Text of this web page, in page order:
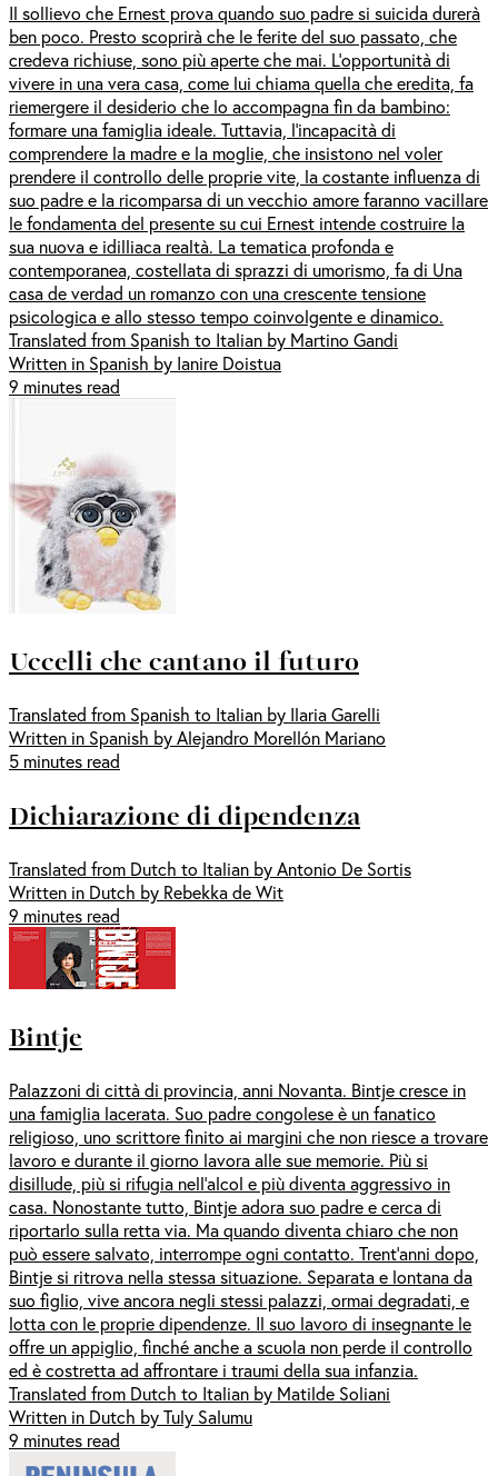
Il sollievo che Ernest prova quando suo padre si suicida durerà
ben poco. Presto scoprirà che le ferite del suo passato, che
credeva richiuse, sono più aperte che mai. L’opportunità di
vivere in una vera casa, come lui chiama quella che eredita, fa
riemergere il desiderio che lo accompagna fin da bambino:
formare una famiglia ideale. Tuttavia, l’incapacità di
comprendere la madre e la moglie, che insistono nel voler
prendere il controllo delle proprie vite, la costante influenza di
suo padre e la ricomparsa di un vecchio amore faranno vacillare
le fondamenta del presente su cui Ernest intende costruire la
sua nuova e idilliaca realtà. La tematica profonda e
contemporanea, costellata di sprazzi di umorismo, fa di Una
casa de verdad un romanzo con una crescente tensione
psicologica e allo stesso tempo coinvolgente e dinamico.
Translated from Spanish to Italian by Martino Gandi
Written in Spanish by Ianire Doistua
9 minutes read
Uccelli che cantano il futuro
Translated from Spanish to Italian by Ilaria Garelli
Written in Spanish by Alejandro Morellón Mariano
5 minutes read
Dichiarazione di dipendenza
Translated from Dutch to Italian by Antonio De Sortis
Written in Dutch by Rebekka de Wit
9 minutes read
Bintje
Palazzoni di città di provincia, anni Novanta. Bintje cresce in
una famiglia lacerata. Suo padre congolese è un fanatico
religioso, uno scrittore finito ai margini che non riesce a trovare
lavoro e durante il giorno lavora alle sue memorie. Più si
disillude, più si rifugia nell’alcol e più diventa aggressivo in
casa. Nonostante tutto, Bintje adora suo padre e cerca di
riportarlo sulla retta via. Ma quando diventa chiaro che non
può essere salvato, interrompe ogni contatto. Trent’anni dopo,
Bintje si ritrova nella stessa situazione. Separata e lontana da
suo figlio, vive ancora negli stessi palazzi, ormai degradati, e
lotta con le proprie dipendenze. Il suo lavoro di insegnante le
offre un appiglio, finché anche a scuola non perde il controllo
ed è costretta ad affrontare i traumi della sua infanzia.
Translated from Dutch to Italian by Matilde Soliani
Written in Dutch by Tuly Salumu
9 minutes read